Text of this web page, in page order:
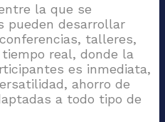
la que se
pueden desarrollar
talleres,
real, donde la
es inmediata,
ahorro de
a todo tipo de